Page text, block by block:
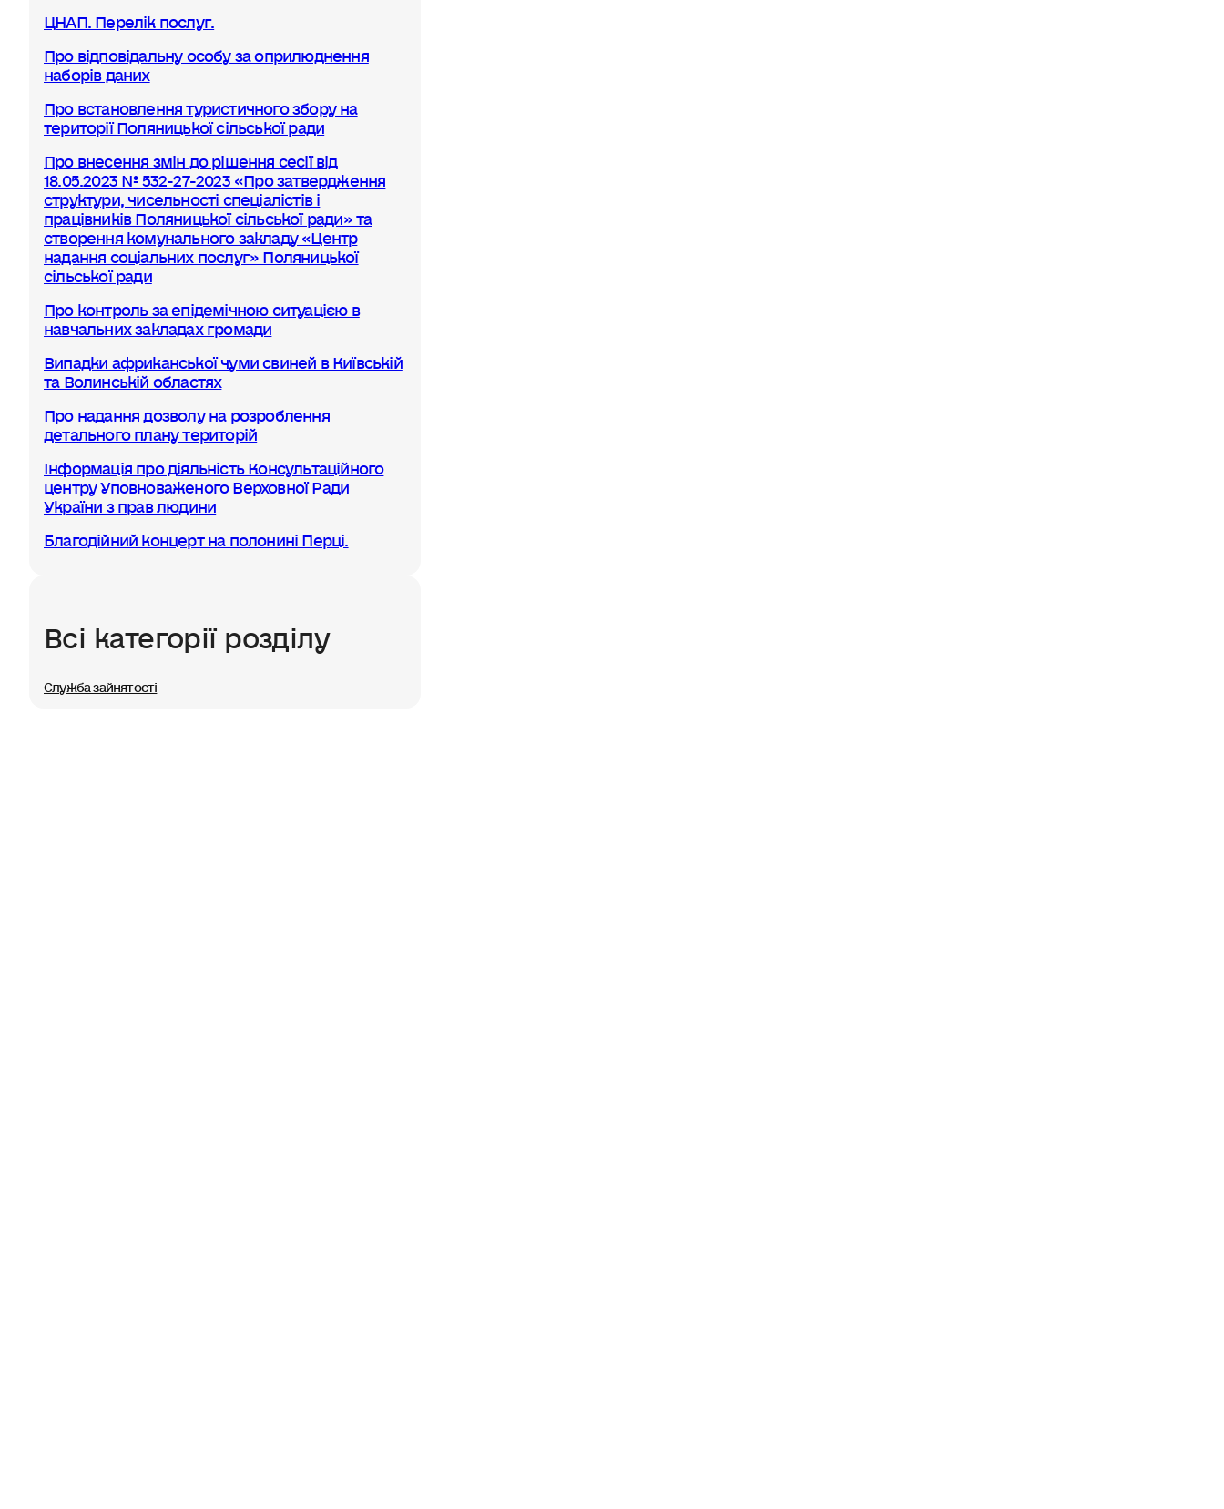
ЦНАП. Перелік послуг.
Про відповідальну особу за оприлюднення
наборів даних
Про встановлення туристичного збору на
території Поляницької сільської ради
Про внесення змін до рішення сесії від
18.05.2023 № 532-27-2023 «Про затвердження
структури, чисельності спеціалістів і
працівників Поляницької сільської ради» та
створення комунального закладу «Центр
надання соціальних послуг» Поляницької
сільської ради
Про контроль за епідемічною ситуацією в
навчальних закладах громади
Випадки африканської чуми свиней в Київській
та Волинській областях
Про надання дозволу на розроблення
детального плану територій
Інформація про діяльність Консультаційного
центру Уповноваженого Верховної Ради
України з прав людини
Благодійний концерт на полонині Перці.
Всі категорії розділу
Служба зайнятості